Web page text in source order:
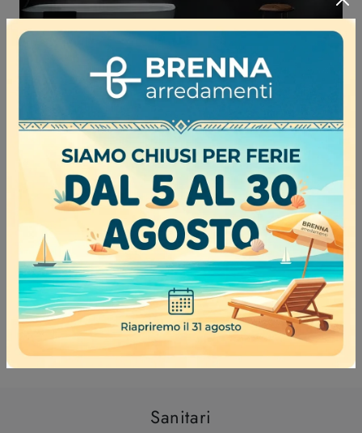
FREE IN MARMORESINA BIANCA OPACO
Sanitari